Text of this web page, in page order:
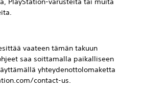
vaateen tämän takuun
saa soittamalla paikalliseen
yhteydenottolomaketta
contact-us.